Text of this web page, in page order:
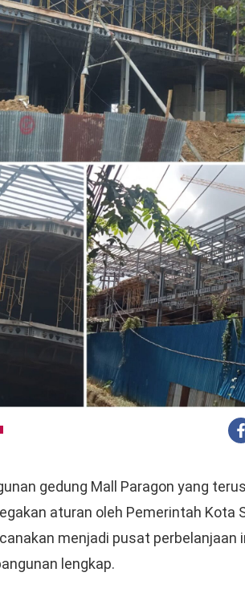
gedung Mall Paragon yang
aturan oleh Pemerintah Kota
menjadi pusat perbelanjaan
lengkap.